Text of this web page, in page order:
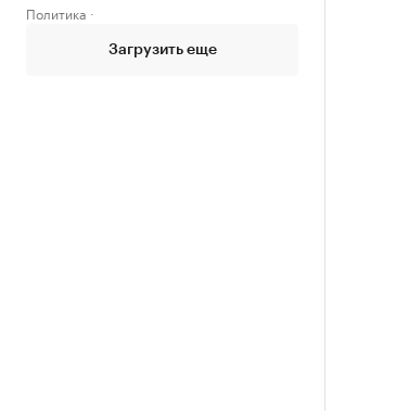
Политика
Загрузить еще